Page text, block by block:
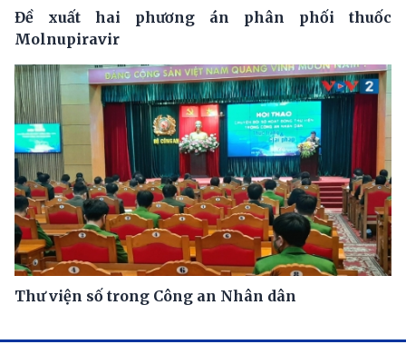
Đề xuất hai phương án phân phối thuốc
Molnupiravir
Thư viện số trong Công an Nhân dân